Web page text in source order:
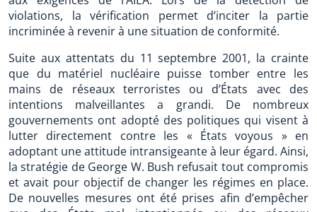
violations, la vérification permet d’inciter la partie
incriminée à revenir à une situation de conformité.
Suite aux attentats du 11 septembre 2001, la crainte
que du matériel nucléaire puisse tomber entre les
mains de réseaux terroristes ou d’États avec des
intentions malveillantes a grandi. De nombreux
gouvernements ont adopté des politiques qui visent à
lutter directement contre les « États voyous » en
adoptant une attitude intransigeante à leur égard. Ainsi,
la stratégie de George W. Bush refusait tout compromis
et avait pour objectif de changer les régimes en place.
De nouvelles mesures ont été prises afin d’empêcher